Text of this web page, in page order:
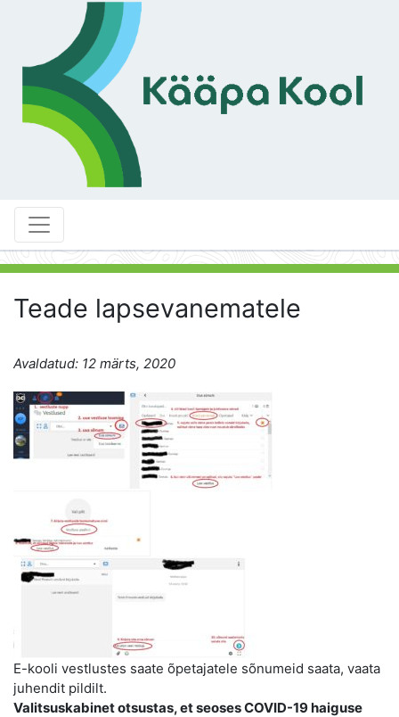
Teade lapsevanematele
Avaldatud: 12 märts, 2020
E-kooli vestlustes saate õpetajatele sõnumeid saata, vaata
juhendit pildilt.
Valitsuskabinet otsustas, et seoses COVID-19 haiguse